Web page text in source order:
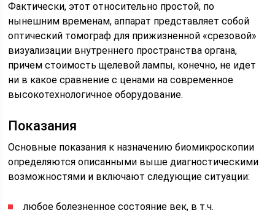
Фактически, этот относительно простой, по
нынешним временам, аппарат представляет собой
оптический томограф для прижизненной «срезовой»
визуализации внутреннего пространства органа,
причем стоимость щелевой лампы, конечно, не идет
ни в какое сравнение с ценами на современное
высокотехнологичное оборудование.
Показания
Основные показания к назначению биомикроскопии
определяются описанными выше диагностическими
возможностями и включают следующие ситуации:
любое болезненное состояние век, в т.ч.